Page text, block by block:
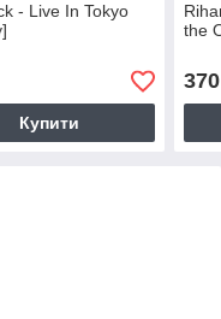
- Live In Tokyo
Купити
the
370